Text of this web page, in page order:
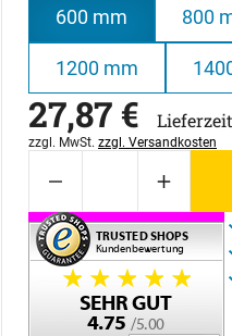
600 mm 800
1200 mm
27,87 €
Steuerhinweis:
zzgl. MwSt. zzgl. Versandkosten